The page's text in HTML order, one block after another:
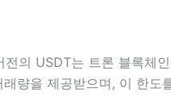
의 USDT는 트론 블록체
량을 제공받으며, 이 한